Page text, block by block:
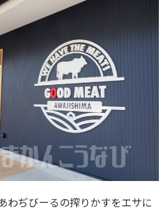
わぢびーるの搾りかすをエサに